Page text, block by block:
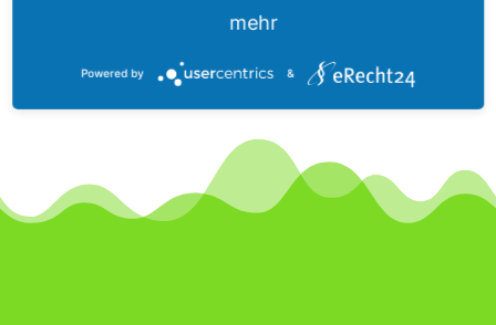
sowie ein Cafe an der Hauptstraße in Rulfingen.
mehr
Powered by &